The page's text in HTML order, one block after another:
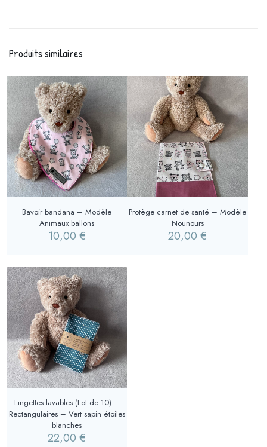
Produits similaires
Bavoir bandana – Modèle
Animaux ballons
10,00 €
Protège carnet de santé – Modèle
Nounours
20,00€
Lingettes lavables (Lot de 10) –
Rectangulaires – Vert sapin étoiles
blanches
22,00€